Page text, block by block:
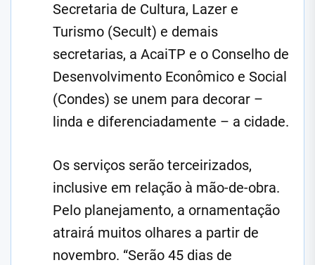
Secretaria de Cultura, Lazer e
Turismo (Secult) e demais
secretarias, a AcaiTP e o Conselho de
Desenvolvimento Econômico e Social
(Condes) se unem para decorar –
linda e diferenciadamente – a cidade.
Os serviços serão terceirizados,
inclusive em relação à mão-de-obra.
Pelo planejamento, a ornamentação
atrairá muitos olhares a partir de
novembro. “Serão 45 dias de